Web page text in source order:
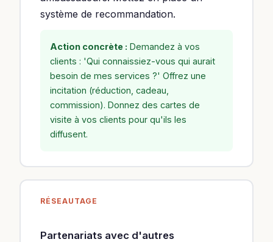
système de recommandation.
Action concrète : Demandez à vos
clients : 'Qui connaissiez-vous qui aurait
besoin de mes services ?' Offrez une
incitation (réduction, cadeau,
commission). Donnez des cartes de
visite à vos clients pour qu'ils les
diffusent.
RÉSEAUTAGE
Partenariats avec d'autres